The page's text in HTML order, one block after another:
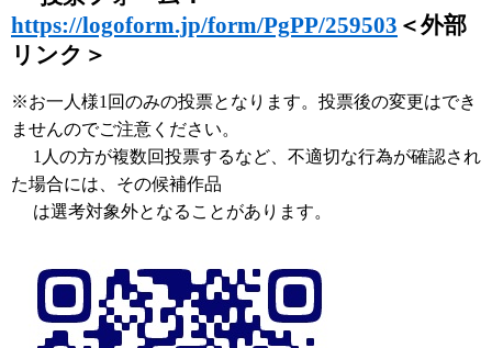
https://logoform.jp/form/PgPP/259503 ＜外部
リンク＞
※お一人様1回のみの投票となります。投票後の変更はでき
ませんのでご注意ください。
1人の方が複数回投票するなど、不適切な行為が確認され
た場合には、その候補作品
は選考対象外となることがあります。